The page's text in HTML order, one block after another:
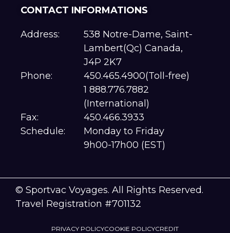
CONTACT INFORMATIONS
Address:
538 Notre-Dame, Saint-
Lambert(Qc) Canada,
J4P 2K7
Phone:
450.465.4900(Toll-free)
1 888.776.7882
(International)
Fax:
450.466.3933
Schedule:
Monday to Friday
9h00-17h00 (EST)
© Sportvac Voyages. All Rights Reserved.
Travel Registration #701132
PRIVACY POLICYCOOKIE POLICYCREDIT